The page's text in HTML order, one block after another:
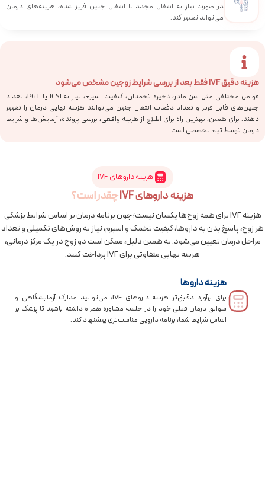
در صورت نیاز به انتقال مجدد یا انتقال جنین فریز شده، هزینه‌های درمان
می‌تواند تغییر کند.
هزینه دقیق IVF فقط بعد از بررسی شرایط زوجین مشخص می‌شود
عوامل مختلفی مثل سن مادر، ذخیره تخمدان، کیفیت اسپرم، نیاز به ICSI یا PGT، تعداد
جنین‌های قابل فریز و تعداد دفعات انتقال جنین می‌توانند هزینه نهایی درمان را تغییر
دهند. برای همین، بهترین راه برای اطلاع از هزینه واقعی، بررسی پرونده، آزمایش‌ها و شرایط
درمان توسط تیم تخصصی است.
هزینه داروهای IVF
هزینه داروهای IVF چقدر است؟
هزینه IVF برای همه زوج‌ها یکسان نیست؛ چون برنامه درمان بر اساس شرایط پزشکی
هر زوج، پاسخ بدن به داروها، کیفیت تخمک و اسپرم، نیاز به روش‌های تکمیلی و تعداد
مراحل درمان تعیین می‌شود. به همین دلیل، ممکن است دو زوج در یک مرکز درمانی،
هزینه نهایی متفاوتی برای IVF پرداخت کنند.
هزینه داروها
برای برآورد دقیق‌تر هزینه داروهای IVF، می‌توانید مدارک آزمایشگاهی و
سوابق درمان قبلی خود را در جلسه مشاوره همراه داشته باشید تا پزشک بر
اساس شرایط شما، برنامه دارویی مناسب‌تری پیشنهاد کند.